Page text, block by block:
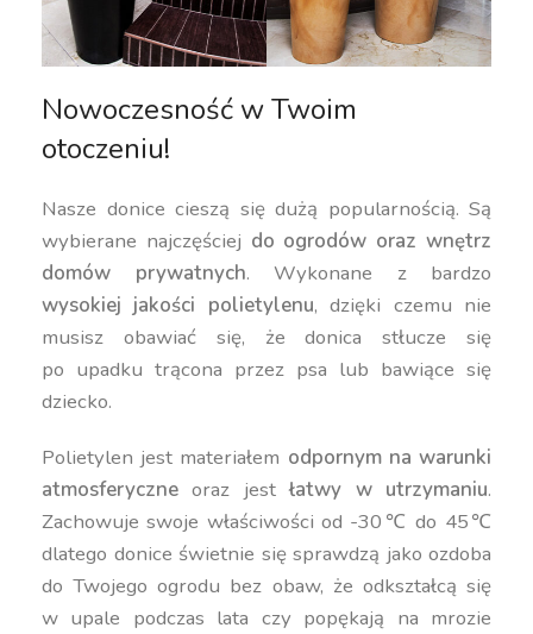
Nowoczesność w Twoim
otoczeniu!
Nasze donice cieszą się dużą popularnością. Są
wybierane najczęściej do ogrodów oraz wnętrz
domów prywatnych. Wykonane z bardzo
wysokiej jakości polietylenu, dzięki czemu nie
musisz obawiać się, że donica stłucze się
po upadku trącona przez psa lub bawiące się
dziecko.
Polietylen jest materiałem odpornym na warunki
atmosferyczne oraz jestłatwy w utrzymaniu.
Zachowuje swoje właściwości od -30℃ do 45℃
dlatego donice świetnie się sprawdzą jako ozdoba
do Twojego ogrodu bez obaw, że odkształcą się
w upale podczas lata czy popękają na mrozie